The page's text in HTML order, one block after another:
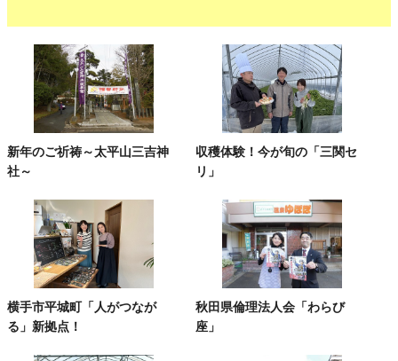
新年のご祈祷～太平山三吉神
社～
収穫体験！今が旬の「三関セ
リ」
横手市平城町「人がつなが
る」新拠点！
秋田県倫理法人会「わらび
座」